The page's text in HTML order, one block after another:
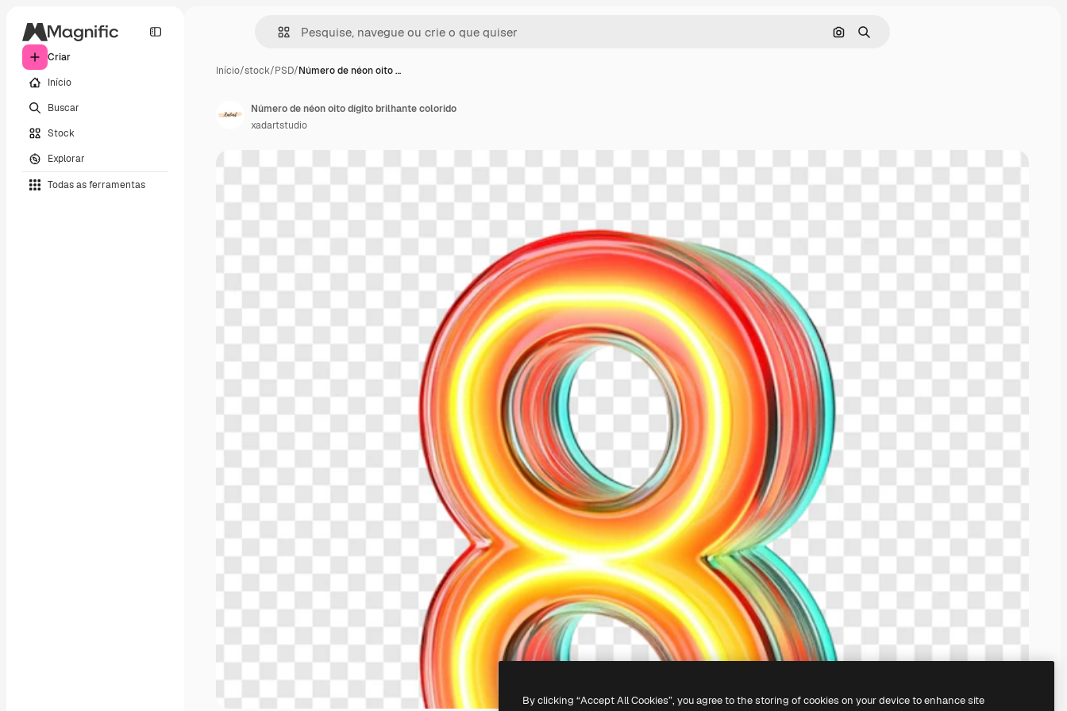
Criar
Início
Buscar
Stock
Explorar
Todas as ferramentas
Pesquisar por imagem
Buscar
Início/stock/PSD/Número de néon oito …
Número de néon oito dígito brilhante colorido
xadartstudio
By clicking “Accept All Cookies”, you agree to the storing of cookies on your device to enhance site